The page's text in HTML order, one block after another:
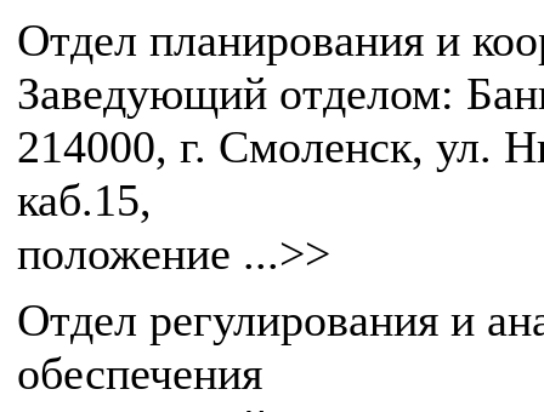
Отдел планирования и
Заведующий отделом:
214000, г. Смоленск, ул.
каб.15,
положение ...>>
Отдел регулирования и
обеспечения